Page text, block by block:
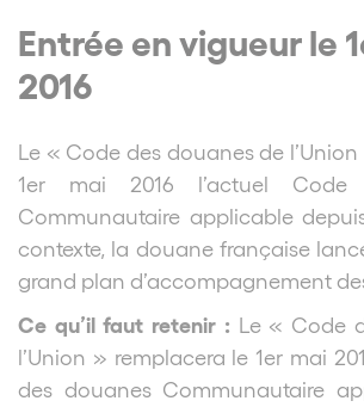
Entrée en vigueur le
2016
Le « Code des douanes de
1er mai 2016 l’actuel Code
Communautaire applicable
contexte, la douane française
grand plan d’accompagnement
Ce qu’il faut retenir : Le « Code
l’Union » remplacera le 1er mai
des douanes Communautaire